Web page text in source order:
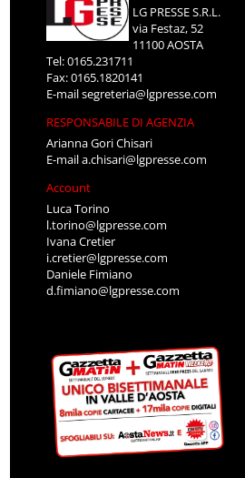
LG PRESSE S.R.L.
via Festaz, 52
11100 AOSTA
Tel: 0165.231711
Fax: 0165.1820141
E-mailsegreteria@lgpresse.com
RESPONSABILE DI AGENZIA
Arianna Gori Chisari
E-maila.chisari@lgpresse.com
Account
Luca Torino
l.torino@lgpresse.com
Ivana Cretier
i.cretier@lgpresse.com
Daniele Fimiano
d.fimiano@lgpresse.com